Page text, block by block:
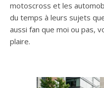
motoscross et les
du temps à leurs sujets
aussi fan que moi ou pas,
plaire.